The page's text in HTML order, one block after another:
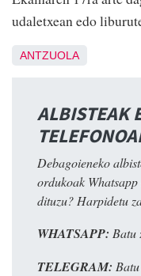
udaletxean edo
ANTZUOLA
ALBISTEAK
Debagoieneko
ordukoak
dituzu? Harpidetu
WHATSAPP: Batu
TELEGRAM: